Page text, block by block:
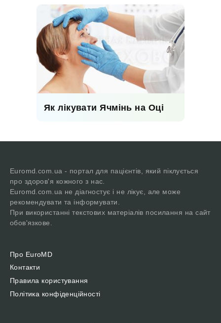
Як лікувати Ячмінь на Оці
Euromd.com.ua - портал для пацієнтів, який піклується
про здоров'я кожного з нас.
Euromd.com.ua не діагностує і не лікує, але може
рекомендувати та інформувати.
При використанні текстових матеріалів посилання на сайт
обов'язкове.
Про EuroMD
Контакти
Правила користування
Політика конфіденційності